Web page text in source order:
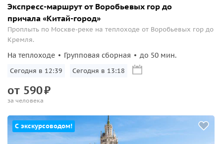
Экспресс-маршрут от Воробьевых гор до
причала «Китай-город»
Проплыть по Москве-реке на теплоходе от Воробьевых гор до
Кремля.
На теплоходе Групповая сборная до 50 мин.
Сегодня в 12:39 Сегодня в 13:18
от 590₽
за человека
С экскурсоводом!